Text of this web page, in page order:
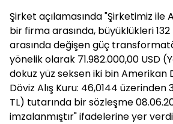
Şirket açılamasında "Şirketimiz ile
bir firma arasında, büyüklükleri 132
arasında değişen güç
yönelik olarak 71.982.000,00 USD
dokuz yüz seksen iki bin Amerikan
Döviz Alış Kuru: 46,0144 üzerinden
TL) tutarında bir sözleşme
imzalanmıştır" ifadelerine yer